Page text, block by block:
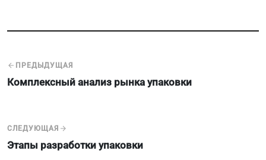
ПРЕДЫДУЩАЯ
Комплексный анализ рынка упаковки
СЛЕДУЮЩАЯ
Этапы разработки упаковки